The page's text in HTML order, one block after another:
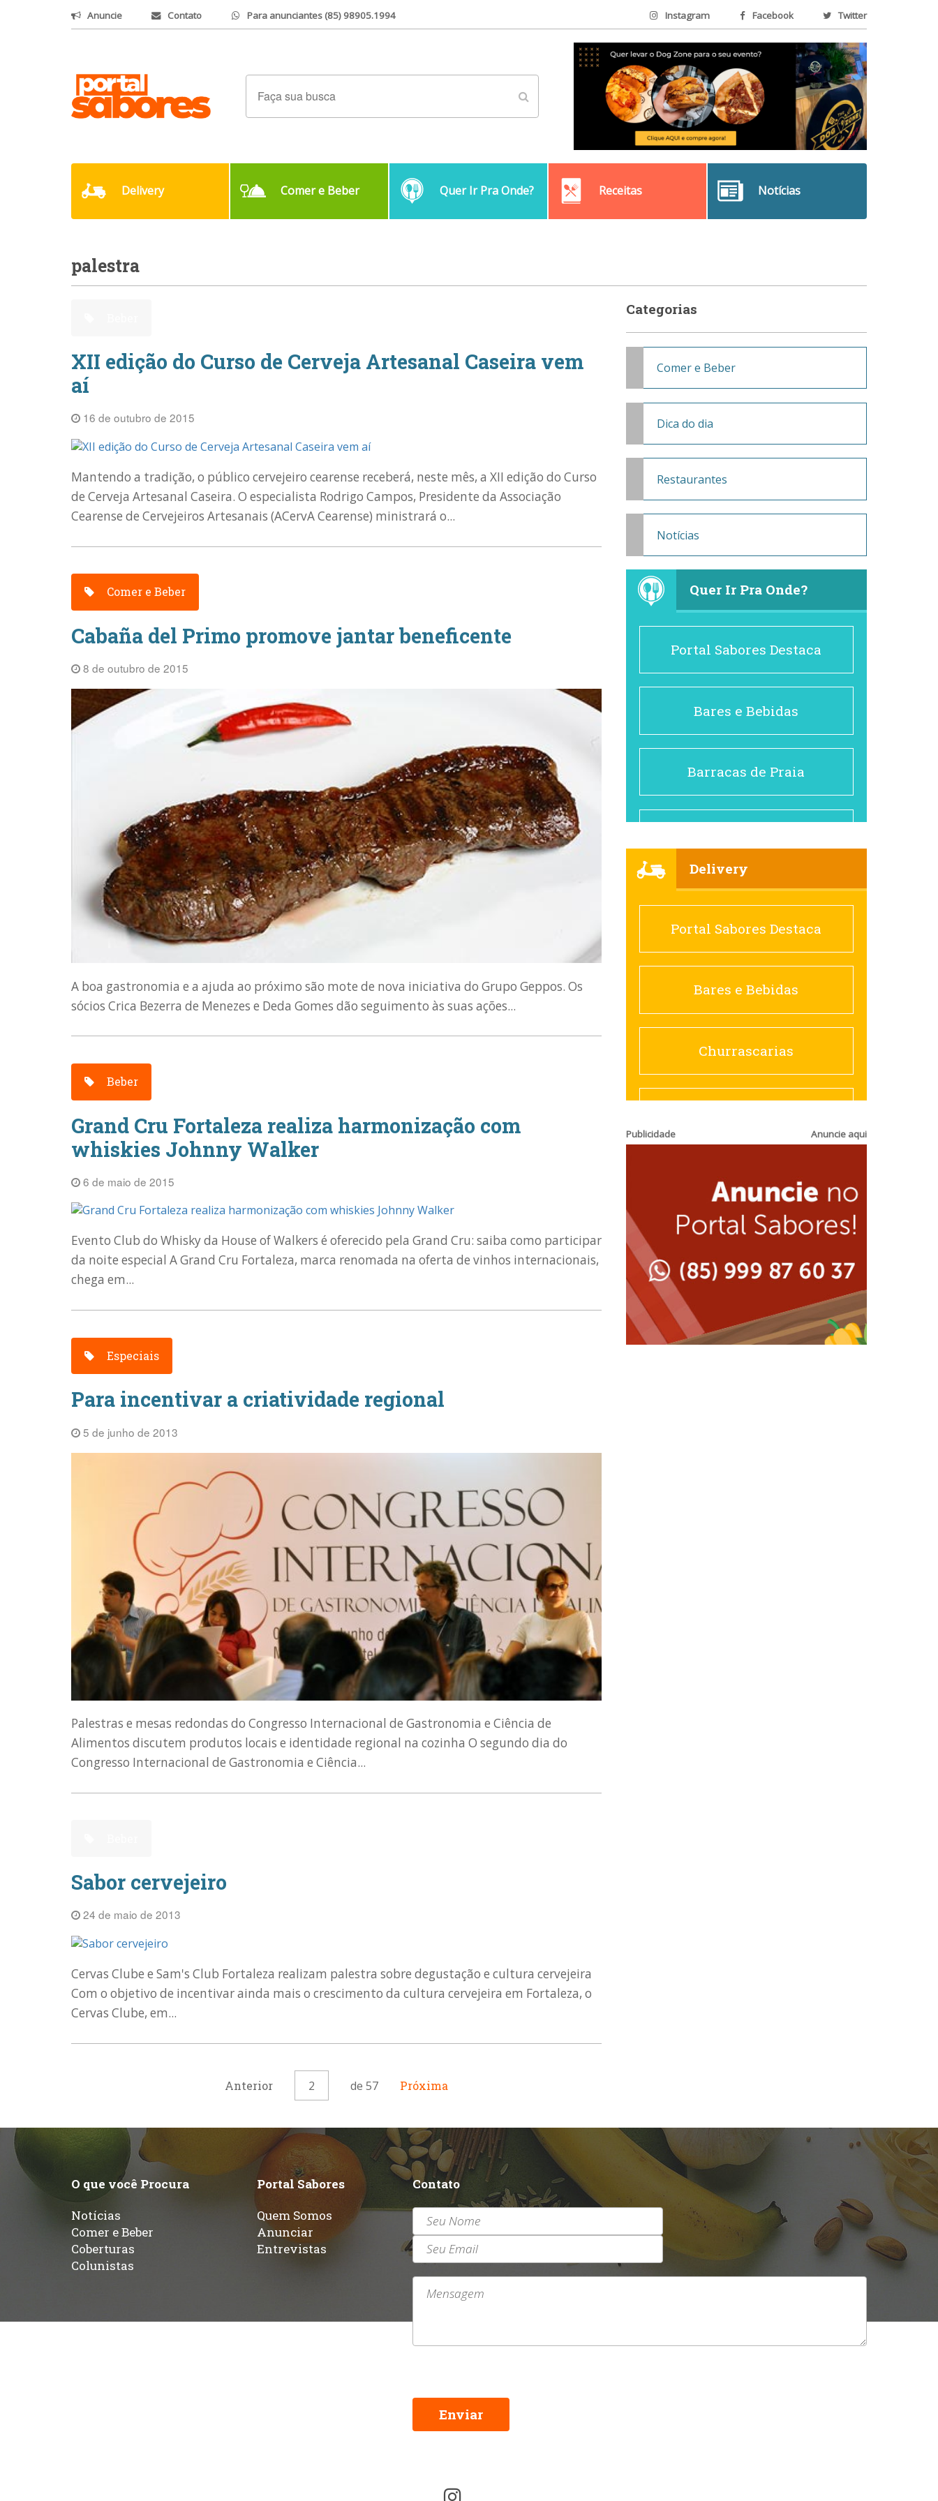
Anuncie Contato Para anunciantes (85) 98905.1994 Instagram Facebook Twitter
Delivery Comer e Beber Quer Ir Pra Onde? Receitas Notícias
palestra
XII edição do Curso de Cerveja Artesanal Caseira vem
aí
16 de outubro de 2015
Mantendo a tradição, o público cervejeiro cearense receberá, neste mês, a XII edição do Curso
de Cerveja Artesanal Caseira. O especialista Rodrigo Campos, Presidente da Associação
Cearense de Cervejeiros Artesanais (ACervA Cearense) ministrará o...
Comer e Beber
Cabaña del Primo promove jantar beneficente
8 de outubro de 2015
A boa gastronomia e a ajuda ao próximo são mote de nova iniciativa do Grupo Geppos. Os
sócios Crica Bezerra de Menezes e Deda Gomes dão seguimento às suas ações...
Beber
Grand Cru Fortaleza realiza harmonização com
whiskies Johnny Walker
6 de maio de 2015
Evento Club do Whisky da House of Walkers é oferecido pela Grand Cru: saiba como participar
da noite especial A Grand Cru Fortaleza, marca renomada na oferta de vinhos internacionais,
chega em...
Especiais
Para incentivar a criatividade regional
5 de junho de 2013
Palestras e mesas redondas do Congresso Internacional de Gastronomia e Ciência de
Alimentos discutem produtos locais e identidade regional na cozinha O segundo dia do
Congresso Internacional de Gastronomia e Ciência...
Sabor cervejeiro
24 de maio de 2013
Cervas Clube e Sam's Club Fortaleza realizam palestra sobre degustação e cultura cervejeira
Com o objetivo de incentivar ainda mais o crescimento da cultura cervejeira em Fortaleza, o
Cervas Clube, em...
Anterior 2 de 57 Próxima
Categorias
Comer e Beber
Dica do dia
Restaurantes
Notícias
Quer Ir Pra Onde?
Portal Sabores Destaca
Bares e Bebidas
Barracas de Praia
Cafés
Churrascarias
Comida saudável
Contemporânea
Espanhola
Francesa
Hamburguerias e
Sanduicherias
Delivery
Portal Sabores Destaca
Bares e Bebidas
Churrascarias
Sanduicherias
Lanchonetes
Publicidade Anuncie aqui
O que você Procura
Notícias
Comer e Beber
Coberturas
Colunistas
Portal Sabores
Quem Somos
Anunciar
Entrevistas
Contato
Enviar